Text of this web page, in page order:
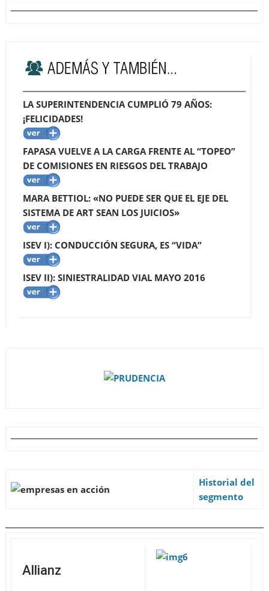
LA SUPERINTENDENCIA CUMPLIÓ 79 AÑOS:
¡FELICIDADES!
FAPASA VUELVE A LA CARGA FRENTE AL “TOPEO”
DE COMISIONES EN RIESGOS DEL TRABAJO
MARA BETTIOL: «NO PUEDE SER QUE EL EJE DEL
SISTEMA DE ART SEAN LOS JUICIOS»
ISEV I): CONDUCCIÓN SEGURA, ES “VIDA”
ISEV II): SINIESTRALIDAD VIAL MAYO 2016
Historial del
segmento
Allianz